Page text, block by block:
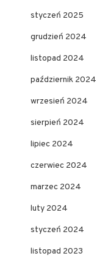
styczeń 2025
grudzień 2024
listopad 2024
październik 2024
wrzesień 2024
sierpień 2024
lipiec 2024
czerwiec 2024
marzec 2024
luty 2024
styczeń 2024
listopad 2023